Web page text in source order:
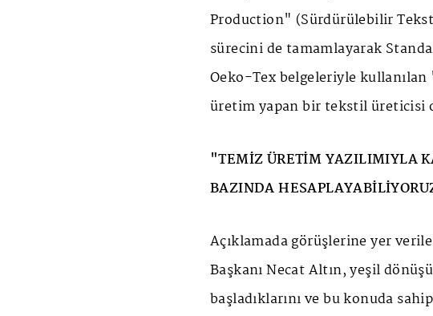
Production" (Sürdürülebilir
sürecini de tamamlayarak
Oeko-Tex belgeleriyle
üretim yapan bir tekstil üreticisi
"TEMİZ ÜRETİM YAZILIMIYLA
BAZINDA
Açıklamada görüşlerine yer
Başkanı Necat Altın, yeşil
başladıklarını ve bu konuda